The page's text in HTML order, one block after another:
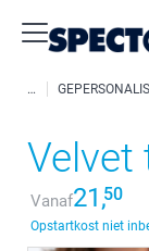
Velvet
Vanaf21,50
Opstartkost niet